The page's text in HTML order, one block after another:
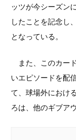
ッツが今シーズン
したことを記念し
となっている。
また、このカー
いエピソードを配
て、球場外におけ
ろは、他のギブア